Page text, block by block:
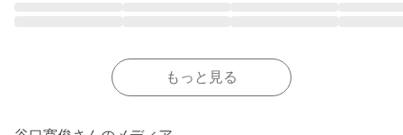
もっと見る